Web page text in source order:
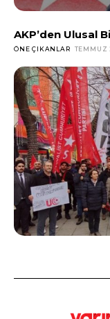
AKP’den Ulusal
ÖNE ÇIKANLAR TEMMUZ